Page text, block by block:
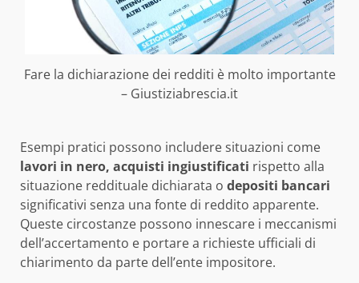
Fare la dichiarazione dei redditi è molto importante
– Giustiziabrescia.it
Esempi pratici possono includere situazioni come
lavori in nero, acquisti ingiustificati rispetto alla
situazione reddituale dichiarata o depositi bancari
significativi senza una fonte di reddito apparente.
Queste circostanze possono innescare i meccanismi
dell’accertamento e portare a richieste ufficiali di
chiarimento da parte dell’ente impositore.